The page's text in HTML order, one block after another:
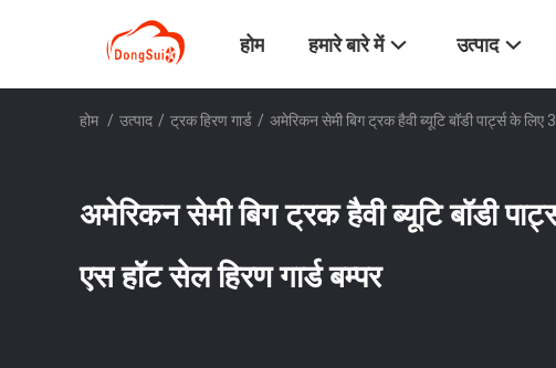
होम हमारे बारे में उत्पाद
होम / उत्पाद / ट्रक हिरण गार्ड / अमेरिकन सेमी बिग ट्रक हैवी ब्यूटि बॉडी पार्ट्स के
अमेरिकन सेमी बिग ट्रक हैवी ब्यूटि बॉडी
एस हॉट सेल हिरण गार्ड बम्पर